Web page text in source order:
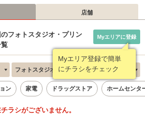
店舗
フォトスタジオ・プリン
Myエリア登録で簡単
にチラシをチェック
Myエリアに登録
フォトスタジオ・プリントサービス 新着順
ン 家電 ドラッグストア ホームセンタ
ラシがございません。